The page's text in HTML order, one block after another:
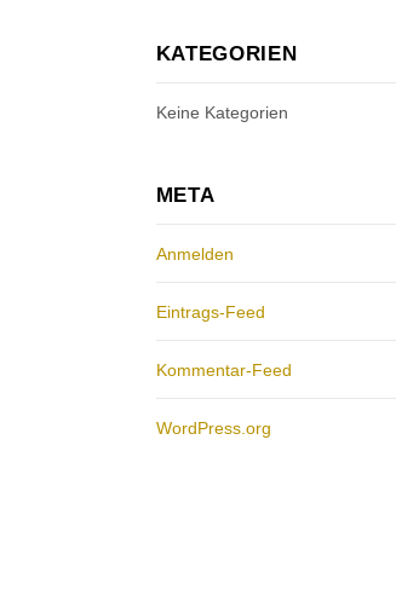
KATEGORIEN
Keine Kategorien
META
Anmelden
Eintrags-Feed
Kommentar-Feed
WordPress.org